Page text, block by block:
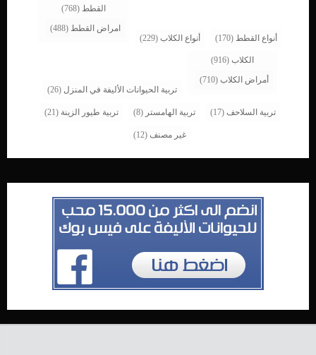
أنواع القطط (170) أنواع الكلاب (229)
القطط (768)
امراض القطط (488)
الكلاب (916)
أمراض الكلاب (710)
تربية الحيوانات الأليفة في المنزل (26)
تربية السلاحف (17) تربية الهامستر (8) تربية طيور الزينة (21)
غير مصنف (12)